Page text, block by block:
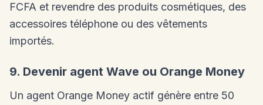
FCFA et revendre des produits cosmétiques, des
accessoires téléphone ou des vêtements
importés.
9. Devenir agent Wave ou Orange Money
Un agent Orange Money actif génère entre 50